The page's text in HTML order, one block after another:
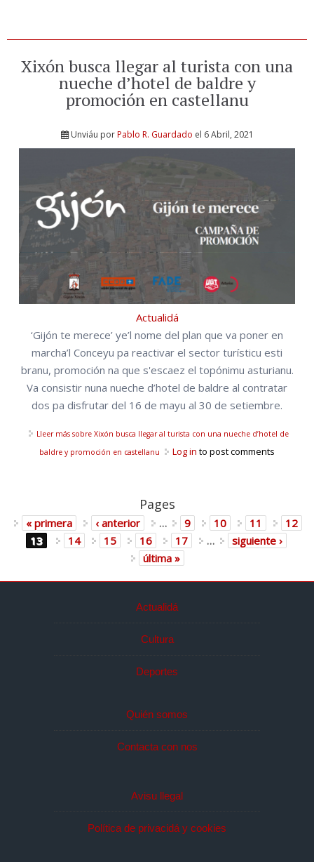
Xixón busca llegar al turista con una
nueche d’hotel de baldre y
promoción en castellanu
Unviáu porPablo R. Guardado el 6 Abril, 2021
Actualidá
‘Gijón te merece’ ye’l nome del plan que va poner en
marcha’l Conceyu pa reactivar el sector turísticu esti
branu, promoción na que s'escaez el topónimu asturianu.
Va consistir nuna nueche d’hotel de baldre al contratar
dos pa disfrutar del 16 de mayu al 30 de setiembre.
Lleer mássobre Xixón busca llegar al turista con una nueche d’hotel de
baldre y promoción en castellanu
Log in to post comments
Pages
« primera ‹ anterior … 9 10 11
12
13
14 15 16 17 …
siguiente ›
última »
Actualidá
Cultura
Deportes
Quién somos
Contacta con nos
Avisu llegal
Política de privacidá y cookies